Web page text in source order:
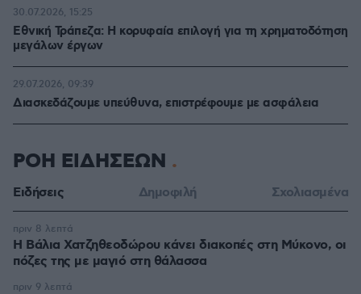
Εθνική Τράπεζα: Η κορυφαία επιλογή για τη χρηματοδότηση
μεγάλων έργων
30.07.2026, 15:25
Διασκεδάζουμε υπεύθυνα, επιστρέφουμε με ασφάλεια
29.07.2026, 09:39
ΡΟΗ ΕΙΔΗΣΕΩΝ
Ειδήσεις Δημοφιλή Σχολιασμένα
Η Βάλια Χατζηθεοδώρου κάνει διακοπές στη Μύκονο, οι
πόζες της με μαγιό στη θάλασσα
πριν 8 λεπτά
πριν 9 λεπτά